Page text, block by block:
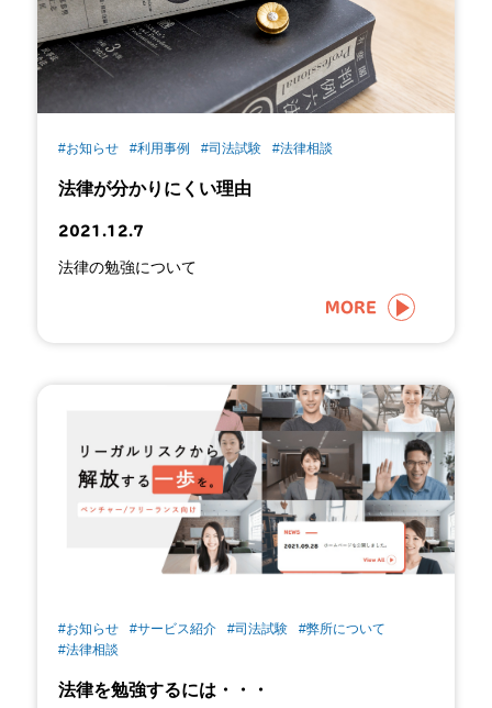
#お知らせ #利用事例 #司法試験 #法律相談
法律が分かりにくい理由
2021.12.7
法律の勉強について
MORE
#お知らせ #サービス紹介 #司法試験
#弊所について
#法律相談
法律を勉強するには・・・